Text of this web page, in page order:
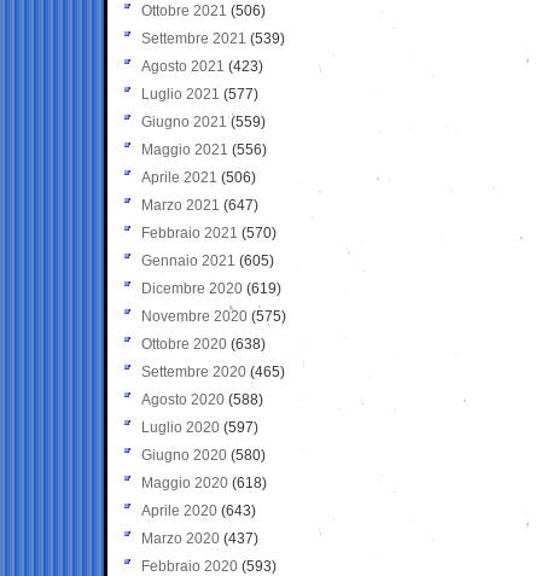
Ottobre 2021 (506)
Settembre 2021 (539)
Agosto 2021 (423)
Luglio 2021 (577)
Giugno 2021(559)
Maggio 2021 (556)
Aprile 2021 (506)
Marzo 2021 (647)
Febbraio 2021 (570)
Gennaio 2021 (605)
Dicembre 2020 (619)
Novembre 2020 (575)
Ottobre 2020 (638)
Settembre 2020(465)
Agosto 2020 (588)
Luglio 2020 (597)
Giugno 2020 (580)
Maggio 2020 (618)
Aprile 2020 (643)
Marzo 2020 (437)
Febbraio 2020 (593)